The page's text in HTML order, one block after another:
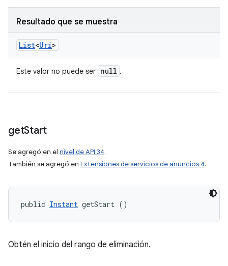
Resultado que se muestra
List<Uri>
Este valor no puede ser null .
getStart
Se agregó en el nivel de API 34.
También se agregó en Extensiones de servicios de anuncios 4.
public Instant getStart ()
Obtén el inicio del rango de eliminación.